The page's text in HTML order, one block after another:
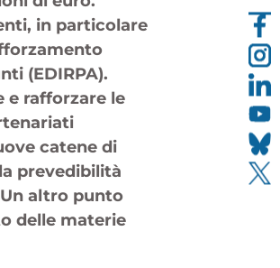
in particolare
(EDIRPA).
e rafforzare le
catene di
prevedibilità
altro punto
delle materie